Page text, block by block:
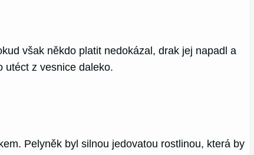
však někdo platit nedokázal, drak jej napadl a
utéct z vesnice daleko.
Pelyněk byl silnou jedovatou rostlinou, která by